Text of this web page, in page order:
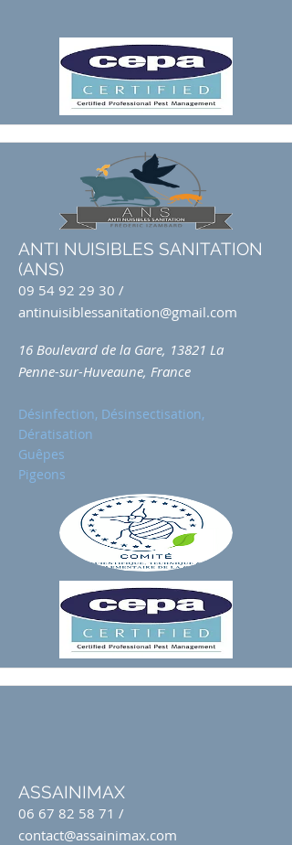
ANTI NUISIBLES SANITATION
(ANS)
09 54 92 29 30 /
antinuisiblessanitation@gmail.com
16 Boulevard de la Gare, 13821 La
Penne-sur-Huveaune, France
Désinfection, Désinsectisation,
Dératisation
Guêpes
Pigeons
ASSAINIMAX
06 67 82 58 71 /
contact@assainimax.com